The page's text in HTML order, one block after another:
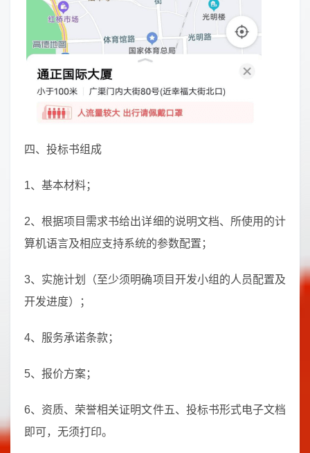
四、投标书组成
1、基本材料；
2、根据项目需求书给出详细的说明文档、所使用的计
算机语言及相应支持系统的参数配置；
3、实施计划（至少须明确项目开发小组的人员配置及
开发进度）；
4、服务承诺条款；
5、报价方案；
6、资质、荣誉相关证明文件五、投标书形式电子文档
即可，无须打印。